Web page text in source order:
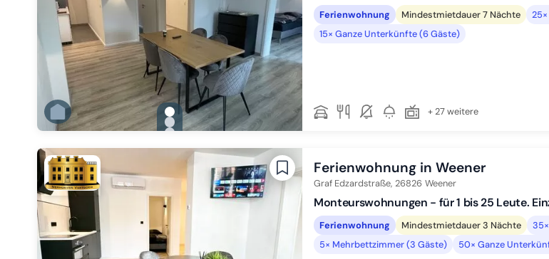
gallery.slide_selector
Zu Slide 1 wechseln
Zu Slide 2 wechseln
Zu Slide 4 wechseln
Zu Slide 5 wechseln
Zu Slide 6 wechseln
Ferienwohnung Mindestmietdauer 7 Nächte
15× Ganze Unterkünfte (6 Gäste)
+ 27 weitere
Ferienwohnung in Weener
Graf Edzardstraße, 26826 Weener
Monteurswohnungen - für 1 bis 25 Leute.
Ferienwohnung Mindestmietdauer 3 Nächte
5× Mehrbettzimmer (3 Gäste)
50× Ganze